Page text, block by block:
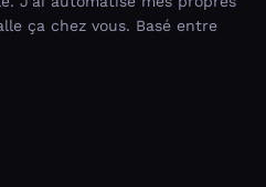
ça chez vous. Basé entre